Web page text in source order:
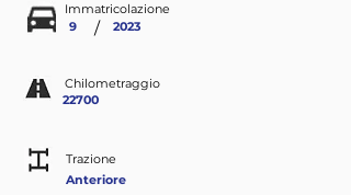
Immatricolazione
2023
9 /
Chilometraggio
22700
Trazione
Anteriore